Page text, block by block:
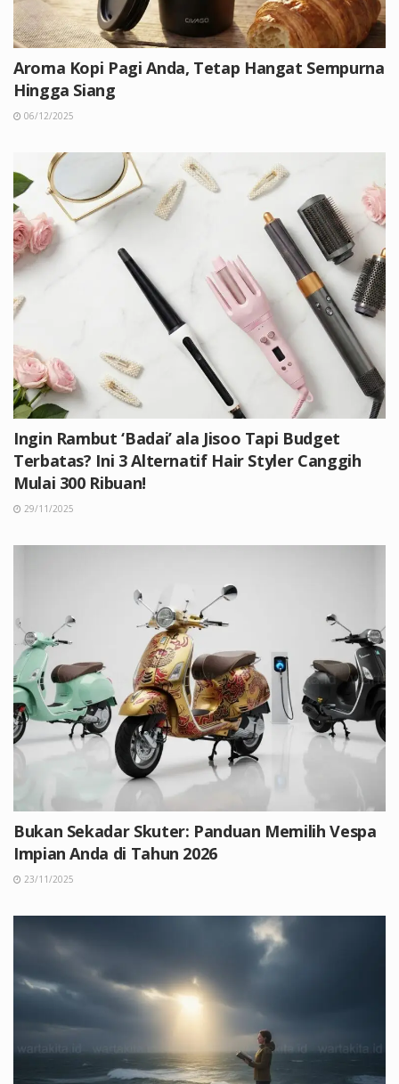
Aroma Kopi Pagi Anda, Tetap Hangat Sempurna
Hingga Siang
06/12/2025
Ingin Rambut ‘Badai’ ala Jisoo Tapi Budget
Terbatas? Ini 3 Alternatif Hair Styler Canggih
Mulai 300 Ribuan!
29/11/2025
Bukan Sekadar Skuter: Panduan Memilih Vespa
Impian Anda di Tahun 2026
23/11/2025